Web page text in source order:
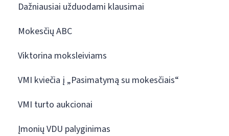
Dažniausiai užduodami klausimai
Mokesčių ABC
Viktorina moksleiviams
VMI kviečia į „Pasimatymą su mokesčiais“
VMI turto aukcionai
Įmonių VDU palyginimas